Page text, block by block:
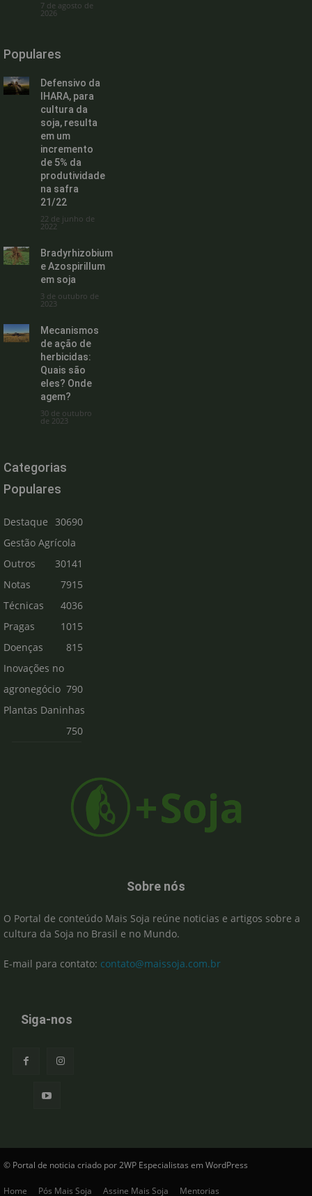
7 de agosto de
2026
Populares
Defensivo da
IHARA, para
cultura da
soja, resulta
em um
incremento
de 5% da
produtividade
na safra
21/22
22 de junho de
2022
Bradyrhizobium
e Azospirillum
em soja
3 de outubro de
2023
Mecanismos
de ação de
herbicidas:
Quais são
eles? Onde
agem?
30 de outubro
de 2023
Categorias
Populares
Destaque
30690
Gestão Agrícola
30141
Outros
7915
Notas
Técnicas
4036
Pragas
1015
Doenças
815
Inovações no
agronegócio 790
Plantas Daninhas
750
Sobre nós
O Portal de conteúdo Mais Soja reúne noticias e artigos sobre a
cultura da Soja no Brasil e no Mundo.
E-mail para contato: contato@maissoja.com.br
Siga-nos
© Portal de noticia criado por 2WP Especialistas em WordPress
Home Pós Mais Soja Assine Mais Soja Mentorias